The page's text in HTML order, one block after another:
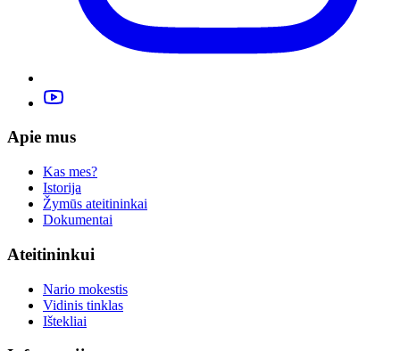
Apie mus
Kas mes?
Istorija
Žymūs ateitininkai
Dokumentai
Ateitininkui
Nario mokestis
Vidinis tinklas
Ištekliai